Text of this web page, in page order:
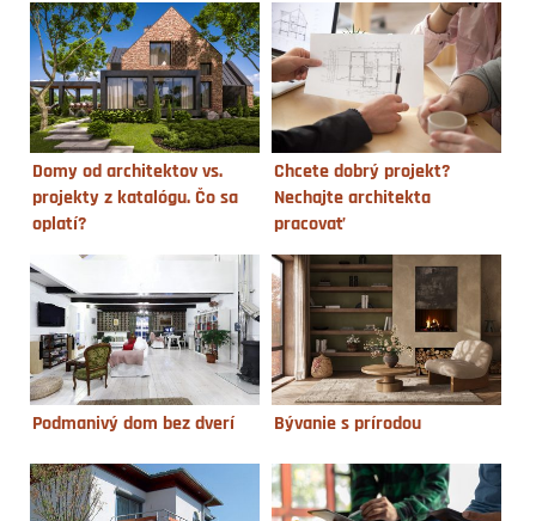
Domy od architektov vs.
projekty z katalógu. Čo sa
oplatí?
Chcete dobrý projekt?
Nechajte architekta
pracovať
Podmanivý dom bez dverí Bývanie s prírodou